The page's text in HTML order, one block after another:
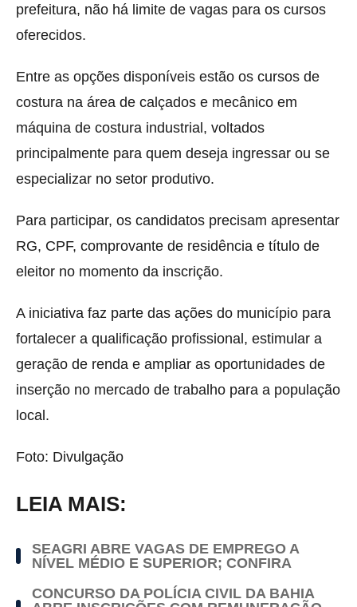
prefeitura, não há limite de vagas para os cursos
oferecidos.
Entre as opções disponíveis estão os cursos de
costura na área de calçados e mecânico em
máquina de costura industrial, voltados
principalmente para quem deseja ingressar ou se
especializar no setor produtivo.
Para participar, os candidatos precisam apresentar
RG, CPF, comprovante de residência e título de
eleitor no momento da inscrição.
A iniciativa faz parte das ações do município para
fortalecer a qualificação profissional, estimular a
geração de renda e ampliar as oportunidades de
inserção no mercado de trabalho para a população
local.
Foto: Divulgação
LEIA MAIS:
SEAGRI ABRE VAGAS DE EMPREGO A
NÍVEL MÉDIO E SUPERIOR; CONFIRA
CONCURSO DA POLÍCIA CIVIL DA BAHIA